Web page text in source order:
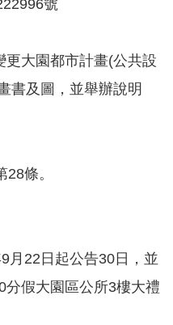
號
更大園都市計畫(公共設
書及圖，並舉辦說明
條。
月22日起公告30日，並
假大園區公所3樓大禮